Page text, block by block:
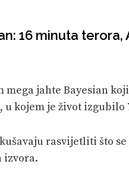
16 minuta
mega jahte Bayesian
u kojem je život
rasvijetliti što